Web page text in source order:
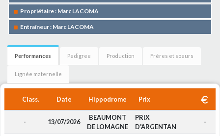
Propriétaire : Marc LACOMA
Entraîneur : Marc LACOMA
Performances Pedigree Production Frères et soeurs
Lignée maternelle
Class. Date Hippodrome Prix
- 13/07/2026
BEAUMONT
DE LOMAGNE
PRIX
D'ARGENTAN
-